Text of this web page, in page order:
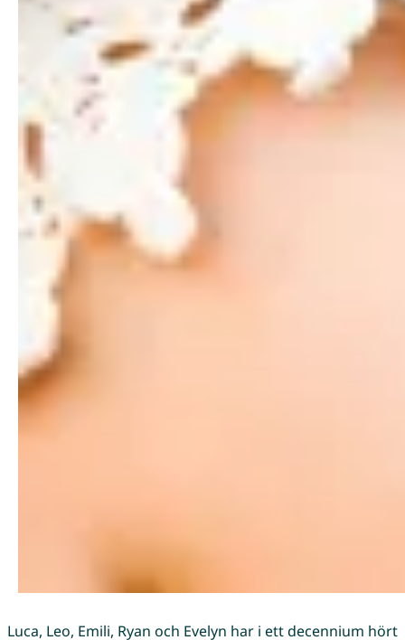
Luca, Leo, Emili, Ryan och Evelyn har i ett decennium hört